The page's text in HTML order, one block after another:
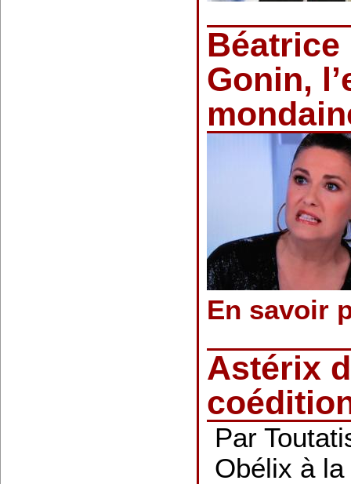
Béatrice
Gonin,
En savoir
Astérix
Par
Obélix à